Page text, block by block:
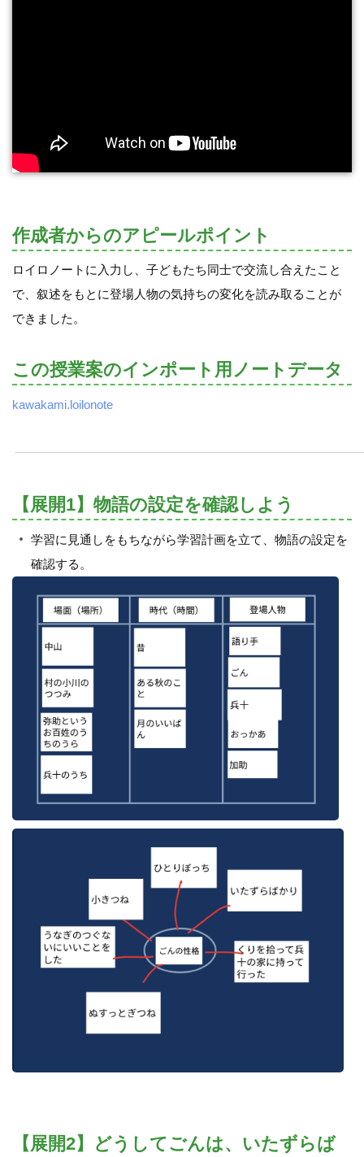
作成者からのアピールポイント
ロイロノートに入力し、子どもたち同士で交流し合えたこと
で、叙述をもとに登場人物の気持ちの変化を読み取ることが
できました。
この授業案のインポート用ノートデータ
kawakami.loilonote
【展開1】物語の設定を確認しよう
学習に見通しをもちながら学習計画を立て、物語の設定を
確認する。
【展開2】どうしてごんは、いたずらば